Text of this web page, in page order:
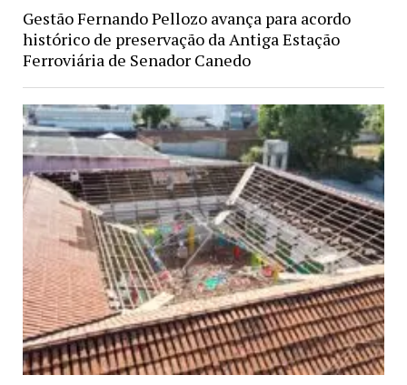
Gestão Fernando Pellozo avança para acordo
histórico de preservação da Antiga Estação
Ferroviária de Senador Canedo